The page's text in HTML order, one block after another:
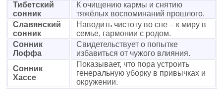
Тибетский
сонник
К очищению кармы и снятию
тяжёлых воспоминаний прошлого.
Славянский
сонник
Наводить чистоту во сне – к миру в
семье, гармонии с родом.
Сонник
Лоффа
Свидетельствует о попытке
избавиться от чужого влияния.
Сонник
Хассе
Показывает, что пора устроить
генеральную уборку в привычках и
окружении.